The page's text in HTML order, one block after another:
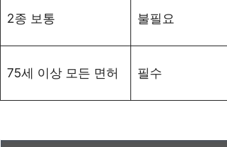
2종 보통 불필요
75세 이상 모든 면허 필수